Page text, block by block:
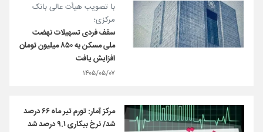
با تصویب هیأت عالی بانک
مرکزی؛
سقف فردی تسهیلات نهضت
ملی مسکن به ۸۵۰ میلیون تومان
افزایش یافت
۱۴۰۵/۰۵/۰۷
مرکز آمار: تورم تیر ماه ۶۶ درصد
شد/ نرخ بیکاری ۹.۱ درصد شد